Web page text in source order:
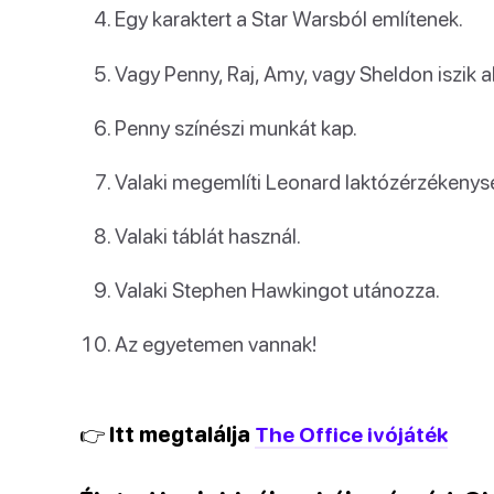
Egy karaktert a Star Warsból említenek.
Vagy Penny, Raj, Amy, vagy Sheldon iszik
Penny színészi munkát kap.
Valaki megemlíti Leonard
Valaki táblát használ.
Valaki Stephen Hawkingot utánozza.
Az egyetemen vannak!
👉 Itt megtalálja The Office ivójáték